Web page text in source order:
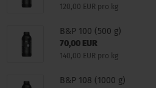
120,00 EUR pro kg
B&P 100 (500 g)
70,00 EUR
140,00 EUR pro kg
B&P 108 (1000 g)